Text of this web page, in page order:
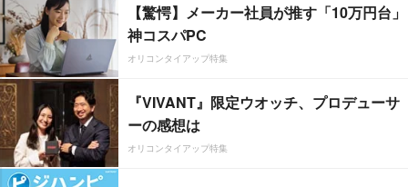
【驚愕】メーカー社員が推す「10万円台」
神コスパPC
オリコンタイアップ特集
『VIVANT』限定ウオッチ、プロデューサ
ーの感想は
オリコンタイアップ特集